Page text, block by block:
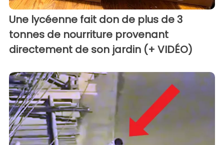
Une lycéenne fait don de plus de 3
tonnes de nourriture provenant
directement de son jardin (+ VIDÉO)